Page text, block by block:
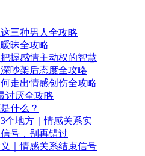
三种男人全攻略
昧全攻略
握感情主动权的智慧
吵架后态度全攻略
走出情感创伤全攻略
讨厌全攻略
什么？
个地方｜情感关系实
号，别再错过
｜情感关系结束信号